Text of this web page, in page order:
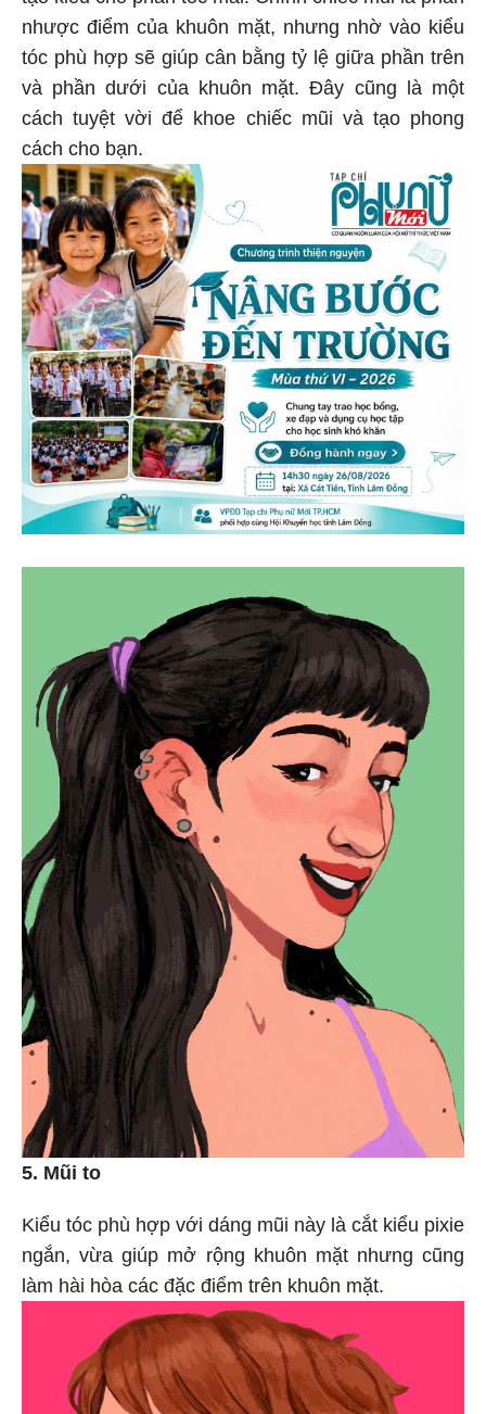
nhược điểm của khuôn mặt, nhưng nhờ vào kiểu
tóc phù hợp sẽ giúp cân bằng tỷ lệ giữa phần trên
và phần dưới của khuôn mặt. Đây cũng là một
cách tuyệt vời để khoe chiếc mũi và tạo phong
cách cho bạn.
5. Mũi to
Kiểu tóc phù hợp với dáng mũi này là cắt kiểu pixie
ngắn, vừa giúp mở rộng khuôn mặt nhưng cũng
làm hài hòa các đặc điểm trên khuôn mặt.